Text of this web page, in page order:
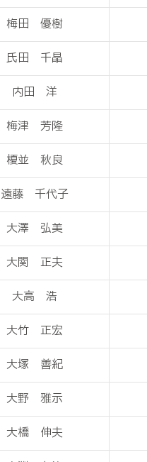
梅田 優樹
氏田 千晶
内田 洋
梅津 芳隆
榎並 秋良
遠藤 千代子
大澤 弘美
大関 正夫
大高 浩
大竹 正宏
大塚 善紀
大野 雅示
大橋 伸夫